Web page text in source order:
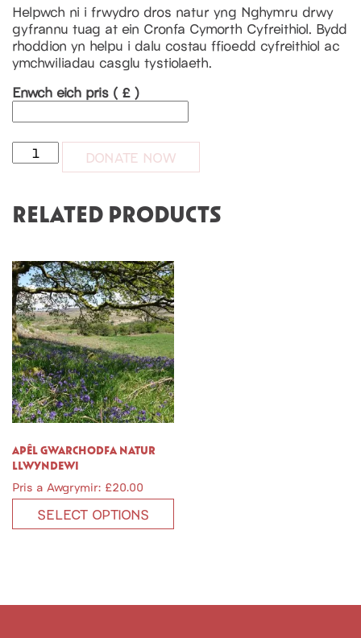
Helpwch ni i frwydro dros natur yng Nghymru drwy
gyfrannu tuag at ein Cronfa Cymorth Cyfreithiol. Bydd
rhoddion yn helpu i dalu costau ffioedd cyfreithiol ac
ymchwiliadau casglu tystiolaeth.
Enwch eich pris ( £ )
Cymorth Cyfreithiol quantity
DONATE NOW
RELATED PRODUCTS
APÊL GWARCHODFA NATUR
LLWYNDEWI
Pris a Awgrymir: £20.00
SELECT OPTIONS